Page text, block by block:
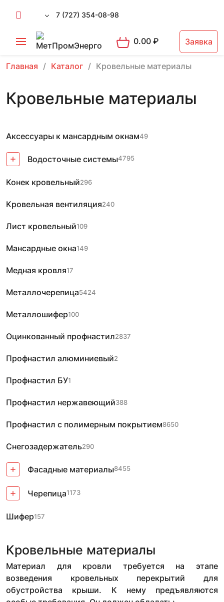
7 (727) 354-08-98
0.00₽ Заявка
Главная Каталог Кровельные материалы
Кровельные материалы
Аксессуары к мансардным окнам49
Водосточные системы4795
Конек кровельный296
Кровельная вентиляция240
Лист кровельный109
Мансардные окна149
Медная кровля17
Металлочерепица5424
Металлошифер100
Оцинкованный профнастил2837
Профнастил алюминиевый2
Профнастил БУ1
Профнастил нержавеющий388
Профнастил с полимерным покрытием8650
Снегозадержатель290
Фасадные материалы8455
Черепица1173
Шифер157
Кровельные материалы
Материал для кровли требуется на этапе
возведения кровельных перекрытий для
обустройства крыши. К нему предъявляются